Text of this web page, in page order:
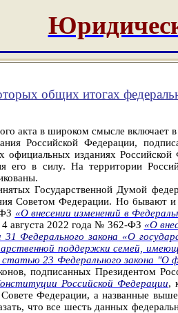
общих итогах
акта в широком смысле
Российской Федерации,
официальных изданиях
его в силу. На территории
Государственной Думой
Советом Федерации. Но
«О внесении изменений в
4 августа 2022 года № 362-ФЗ «О
Федерального закона «О
поддержки семей,
23 Федерального закона "О
подписанных Президентом
Российской Федерации,
Федерации, а названные
что все шесть данных